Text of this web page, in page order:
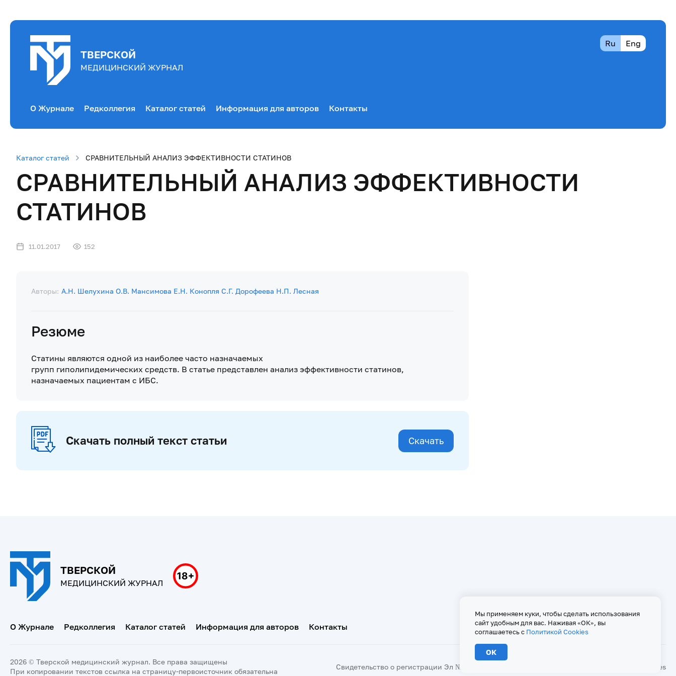
ТВЕРСКОЙ
МЕДИЦИНСКИЙ ЖУРНАЛ
Ru Eng
О Журнале Редколлегия Каталог статей Информация для авторов Контакты
Каталог статей СРАВНИТЕЛЬНЫЙ АНАЛИЗ ЭФФЕКТИВНОСТИ СТАТИНОВ
СРАВНИТЕЛЬНЫЙ АНАЛИЗ ЭФФЕКТИВНОСТИ
СТАТИНОВ
11.01.2017 152
Авторы: А.Н. Шелухина О.В. Мансимова Е.Н. Конопля С.Г. Дорофеева Н.П. Лесная
Резюме
Статины являются одной из наиболее часто назначаемых
групп гиполипидемических средств. В статье представлен анализ эффективности статинов,
назначаемых пациентам с ИБС.
Скачать полный текст статьи Скачать
ТВЕРСКОЙ
МЕДИЦИНСКИЙ ЖУРНАЛ
О Журнале Редколлегия Каталог статей Информация для авторов Контакты
2026 © Тверской медицинский журнал. Все права защищены
При копировании текстов ссылка на страницу-первоисточник обязательна
Свидетельство о регистрации Эл № ФС 77 - 67146 от 16 сентября 2016 г Политика Cookies
Мы применяем куки, чтобы сделать использования
сайт удобным для вас. Наживая «ОК», вы
соглашаетесь с Политикой Cookies
ОК